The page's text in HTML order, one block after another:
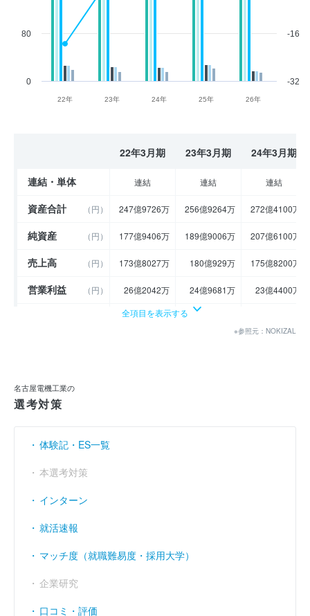
22年 23年 24年 25年 26年
0
80
-32
-16
22年3月期 23年3月期 24年3月期
連結・単体 連結 連結 連結
資産合計 （円） 247億9726万 256億9264万 272億4100万
純資産 （円） 177億9406万 189億9006万 207億6100万
売上高 （円） 173億8027万 180億929万 175億8200万
営業利益 （円） 26億2042万 24億9681万 23億4400万
26億8511万
売上伸び率
営業利益率 （％） 15.08 13.86 13.33
経常利益率 （％）
全項目を表示する
※参照元：NOKIZAL
名古屋電機工業の
選考対策
体験記・ES一覧
本選考対策
インターン
就活速報
マッチ度（就職難易度・採用大学）
企業研究
口コミ・評価